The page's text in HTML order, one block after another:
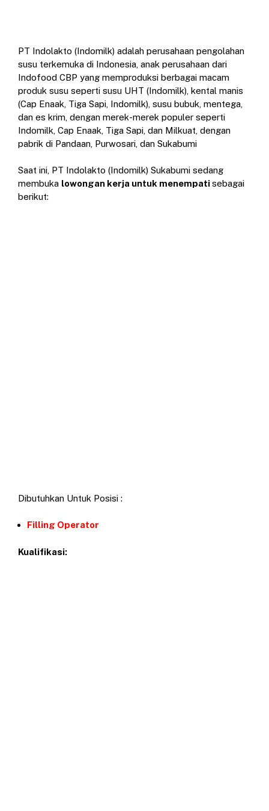
PT Indolakto (Indomilk) adalah perusahaan pengolahan
susu terkemuka di Indonesia, anak perusahaan dari
Indofood CBP yang memproduksi berbagai macam
produk susu seperti susu UHT (Indomilk), kental manis
(Cap Enaak, Tiga Sapi, Indomilk), susu bubuk, mentega,
dan es krim, dengan merek-merek populer seperti
Indomilk, Cap Enaak, Tiga Sapi, dan Milkuat, dengan
pabrik di Pandaan, Purwosari, dan Sukabumi
Saat ini, PT Indolakto (Indomilk) Sukabumi sedang
membuka lowongan kerja untuk menempatisebagai
berikut:
Dibutuhkan Untuk Posisi :
Filling Operator
Kualifikasi: